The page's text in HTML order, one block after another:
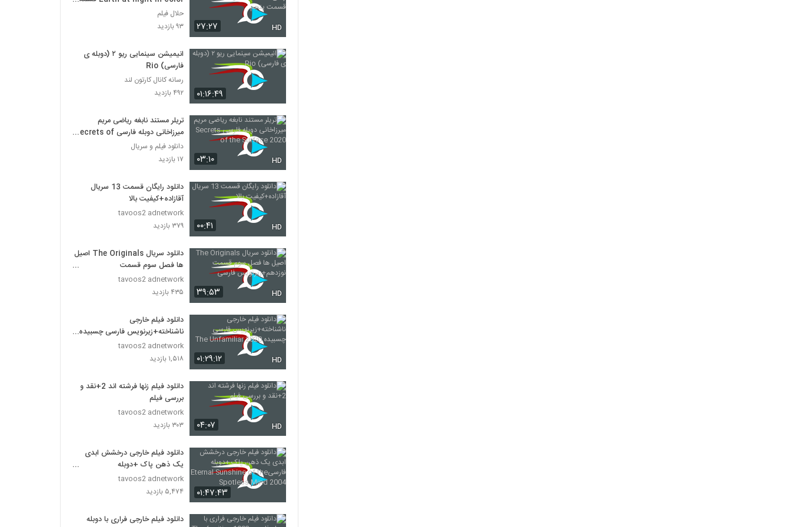
۲۷:۲۷ HD
پنجم
حلال فیلم
۹۳ بازدید
۰۱:۱۶:۴۹
انیمیشن‌ سینمایی ریو ۲ (دوبله ی
فارسی) Rio
رسانه کانال کارتون لند
۴۹۲ بازدید
۰۳:۱۰ HD
تریلر مستند نابغه ریاضی مریم
میرزاخانی دوبله فارسی Secrets of
the Surface 2020
دانلود فیلم و سریال
۱۷ بازدید
۰۰:۴۱ HD
دانلود رایگان قسمت 13 سریال
آقازاده+کیفیت بالا
tavoos2 adnetwork
۳۷۹ بازدید
۳۹:۵۳ HD
دانلود سریال The Originals اصیل
ها فصل سوم قسمت
نوزدهم+زیرنویس فارسی
tavoos2 adnetwork
۴۳۵ بازدید
۰۱:۲۹:۱۲ HD
دانلود فیلم خارجی
ناشناخته+زیرنویس فارسی چسبیده
The Unfamiliar 2020
tavoos2 adnetwork
۱,۵۱۸ بازدید
۰۴:۰۷ HD
دانلود فیلم زنها فرشته اند 2+نقد و
بررسی فیلم
tavoos2 adnetwork
۳۰۳ بازدید
۰۱:۴۷:۴۳
دانلود فیلم خارجی درخشش ابدی
یک ذهن پاک +دوبله
فارسیEternal Sunshine of the
Spotless Mind 2004
tavoos2 adnetwork
۵,۴۷۴ بازدید
دانلود فیلم خارجی فراری با دوبله